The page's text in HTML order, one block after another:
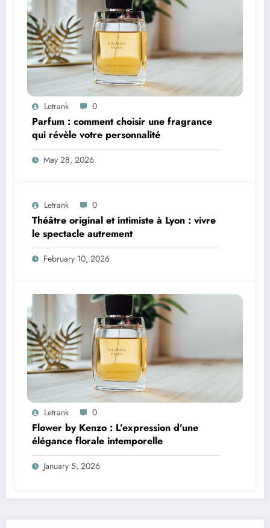
Letrank 0
Parfum : comment choisir une fragrance
qui révèle votre personnalité
May 28, 2026
Letrank 0
Théâtre original et intimiste à Lyon : vivre
le spectacle autrement
February 10, 2026
Letrank 0
Flower by Kenzo : L’expression d’une
élégance florale intemporelle
January 5, 2026